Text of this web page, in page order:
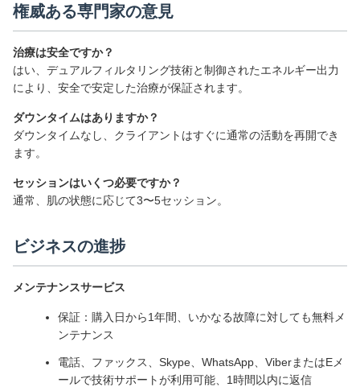
権威ある専門家の意見
治療は安全ですか？
はい、デュアルフィルタリング技術と制御されたエネルギー出力
により、安全で安定した治療が保証されます。
ダウンタイムはありますか？
ダウンタイムなし、クライアントはすぐに通常の活動を再開でき
ます。
セッションはいくつ必要ですか？
通常、肌の状態に応じて3〜5セッション。
ビジネスの進捗
メンテナンスサービス
保証：購入日から1年間、いかなる故障に対しても無料メ
ンテナンス
電話、ファックス、Skype、WhatsApp、ViberまたはEメ
ールで技術サポートが利用可能、1時間以内に返信